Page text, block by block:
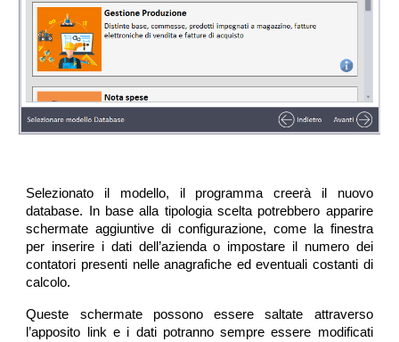
Selezionato il modello, il programma creerà il nuovo
database. In base alla tipologia scelta potrebbero apparire
schermate aggiuntive di configurazione, come la finestra
per inserire i dati dell’azienda o impostare il numero dei
contatori presenti nelle anagrafiche ed eventuali costanti di
calcolo.
Queste schermate possono essere saltate attraverso
l’apposito link e i dati potranno sempre essere modificati